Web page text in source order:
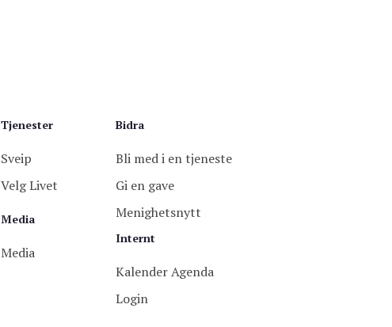
Tjenester
Sveip
Velg Livet
Media
Media
Bidra
Bli med i en tjeneste
Gi en gave
Menighetsnytt
Internt
Kalender Agenda
Login